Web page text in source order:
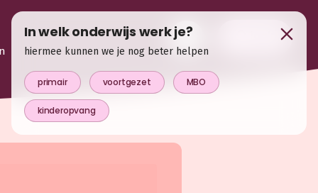
In welk onderwijs werk je?
hiermee kunnen we je nog beter helpen
primair voortgezet MBO
kinderopvang